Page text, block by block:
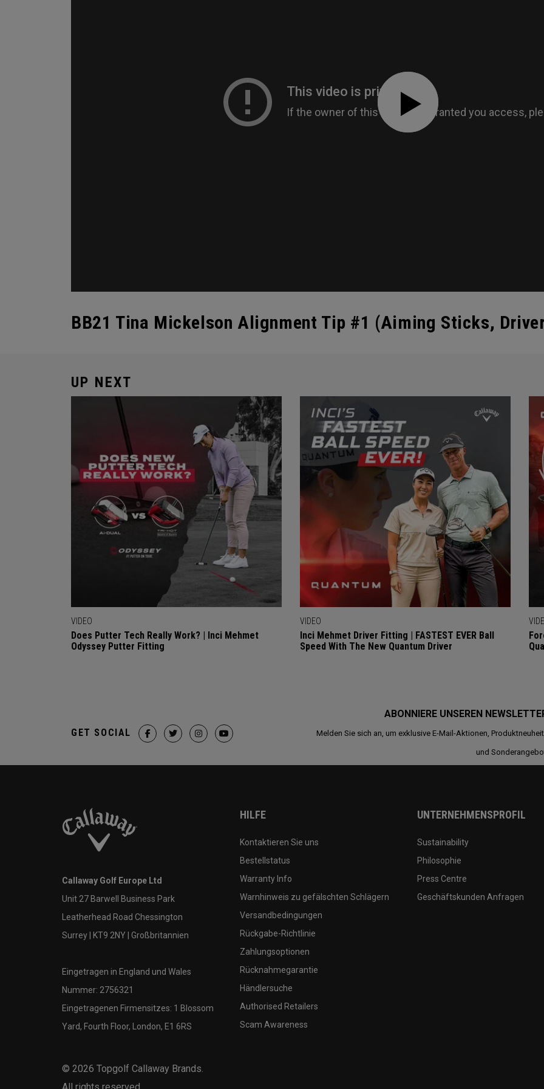
BB21 Tina Mickelson Alignment Tip #1 (Aiming Sticks,
UP NEXT
VIDEO
Does Putter Tech Really Work? | Inci Mehmet
Odyssey Putter Fitting
VIDEO
Inci Mehmet Driver Fitting | FASTEST EVER Ball
Speed With The New Quantum Driver
ABONNIERE UNSEREN
Melden Sie sich an, um exklusive E-Mail-Aktionen,
und
GET SOCIAL
Callaway Golf Europe Ltd
Unit 27 Barwell Business Park
Leatherhead Road Chessington
Surrey | KT9 2NY | Großbritannien
Eingetragen in England und Wales
Nummer: 2756321
Eingetragenen Firmensitzes: 1 Blossom
Yard, Fourth Floor, London, E1 6RS
© 2026 Topgolf Callaway Brands.
HILFE
Kontaktieren Sie uns
Bestellstatus
Warranty Info
Warnhinweis zu gefälschten Schlägern
Versandbedingungen
Rückgabe-Richtlinie
Zahlungsoptionen
Rücknahmegarantie
Händlersuche
Authorised Retailers
Scam Awareness
UNTERNEHMENSPROFIL
Sustainability
Philosophie
Press Centre
Geschäftskunden Anfragen